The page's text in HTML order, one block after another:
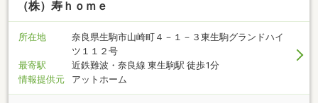
（株）寿ｈｏｍｅ
所在地
奈良県生駒市山崎町４－１－３東生駒グランドハイ
ツ１１２号
最寄駅
近鉄難波・奈良線 東生駒駅 徒歩1分
情報提供元
アットホーム